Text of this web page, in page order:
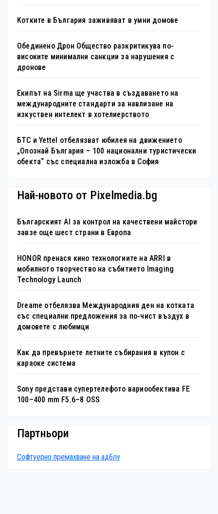
Котките в България заживяват в умни домове
Обединено Дрон Общество разкритикува по-
високите минимални санкции за нарушения с
дронове
Екипът на Sirma ще участва в създаването на
международните стандарти за навлизане на
изкуствен интелект в хотелиерството
БТС и Yettel отбелязват юбилея на движението
„Опознай България – 100 национални туристически
обекта“ със специална изложба в София
Най-новото от Pixelmedia.bg
Българският AI за контрол на качествени майстори
завзе още шест страни в Европа
HONOR пренася кино технологиите на ARRI в
мобилното творчество на събитието Imaging
Technology Launch
Dreame отбелязва Международния ден на котката
със специални предложения за по-чист въздух в
домовете с любимци
Как да превърнете летните събирания в купон с
караоке система
Sony представи супертелефото вариообектива FE
100–400 mm F5.6–8 OSS
Партньори
Софтуерно премахване на адблу